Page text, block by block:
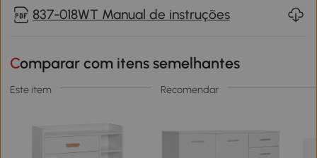
837-018WT Manual de instruções
Comparar com itens semelhantes
Este item Recomendar